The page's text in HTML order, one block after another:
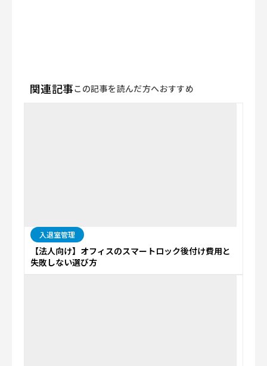
関連記事この記事を読んだ方へおすすめ
入退室管理
【法人向け】オフィスのスマートロック後付け費用と
失敗しない選び方